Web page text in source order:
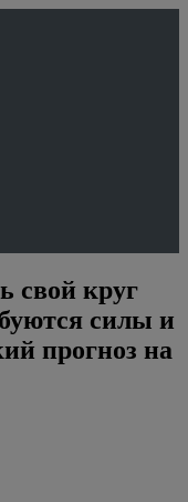
свой круг
силы и
прогноз на